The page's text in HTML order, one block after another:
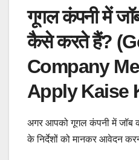
गूगल कंपनी में
कैसे करते हैं?
Company
Apply Kaise
अगर आपको गूगल कंपनी में जॉब
के निर्देशों को मानकर आवेदन